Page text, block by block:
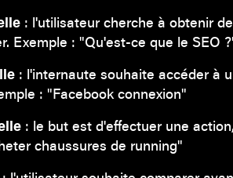
: l'utilisateur cherche à obtenir
Exemple : "Qu'est-ce que le SEO
: l'internaute souhaite accéder à
: "Facebook connexion"
: le but est d'effectuer une
chaussures de running"